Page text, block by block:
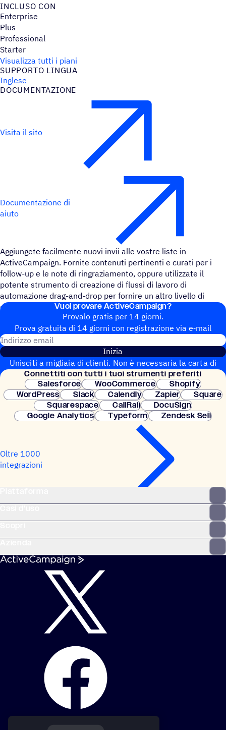
INCLUSO CON
Enterprise
Plus
Professional
Starter
Visualizza tutti i piani
SUPPORTO LINGUA
Inglese
DOCU­MEN­TA­ZIONE
Visita il sito
Documentazione di
aiuto
Aggiungete facilmente nuovi invii alle vostre liste in
ActiveCampaign. Fornite contenuti pertinenti e curati per i
follow-up e le note di ringraziamento, oppure utilizzate il
potente strumento di creazione di flussi di lavoro di
automazione drag-and-drop per fornire un altro livello di
comunicazioni di marcatura basate sulla logica.
Vuoi provare ActiveCampaign?
Provalo gratis per 14 giorni.
Prova gratuita di 14 giorni con regi­stra­zione via e‑mail
Inizia
Unisciti a migliaia di clienti. Non è necessaria la carta di
credito. Configurazione istantanea.
Connet­titi con tutti i tuoi strumenti preferiti
Salesforce
WooCommerce
Shopify
WordPress
Slack Calendly Zapier
Square
Squarespace
CallRail
DocuSign
Google Analytics
Typeform Zendesk Sell
Oltre 1000
integrazioni